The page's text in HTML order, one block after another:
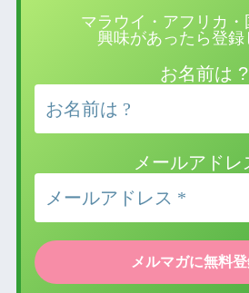
マラウイ・アフリカ・
興味があったら登録
お名前は ?
メールアドレ